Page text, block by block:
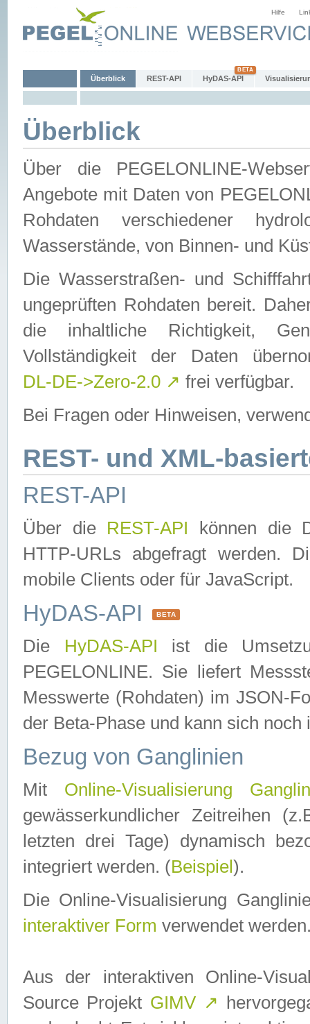
Hilfe
Überblick REST-API HyDAS-API
Überblick
Über die PEGELONLINE-
Angebote mit Daten von
Rohdaten verschiedener
Wasserstände, von Binnen- und
Die Wasserstraßen- und
ungeprüften Rohdaten bereit.
die inhaltliche Richtigkeit,
Vollständigkeit der Daten
DL-DE->Zero-2.0 ↗ frei verfügbar.
Bei Fragen oder Hinweisen,
REST- und XML-
REST-API
Über die REST-API können die
HTTP-URLs abgefragt werden.
mobile Clients oder für JavaScript.
HyDAS-API BETA
Die HyDAS-API ist die
PEGELONLINE. Sie liefert
Messwerte (Rohdaten) im JSON-
der Beta-Phase und kann sich noch
Bezug von Ganglinien
Mit Online-Visualisierung
gewässerkundlicher Zeitreihen
letzten drei Tage) dynamisch
integriert werden. (Beispiel ).
Die Online-Visualisierung
interaktiver Form verwendet
Aus der interaktiven Online-
Source Projekt GIMV ↗